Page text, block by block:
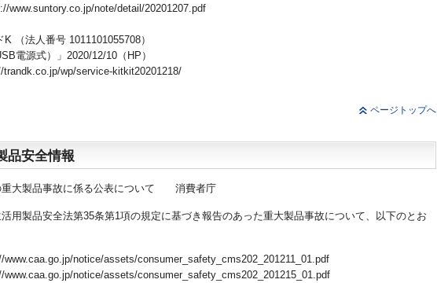
note/detail/20201207.pdf
K （法人番号 1011101055708）
源式）」2020/12/10（HP）
wp/service-kitkit20201218/
ページトップへ
品安全情報
重大製品事故に係る公表について 消費者庁
用製品安全法第35条第1項の規定に基づき報告のあった重大製品事故について、以下のとお
notice/assets/consumer_safety_cms202_201211_01.pdf
notice/assets/consumer_safety_cms202_201215_01.pdf